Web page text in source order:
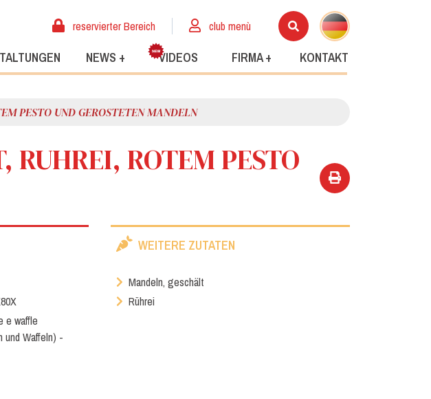
reservierter Bereich club menù
NEWS + VIDEOS FIRMA + KONTAKT
PESTO UND GEROSTETEN MANDELN
RUHREI, ROTEM PESTO
e waffle
und Waffeln) -
WEITERE ZUTATEN
Mandeln, geschält
Rührei